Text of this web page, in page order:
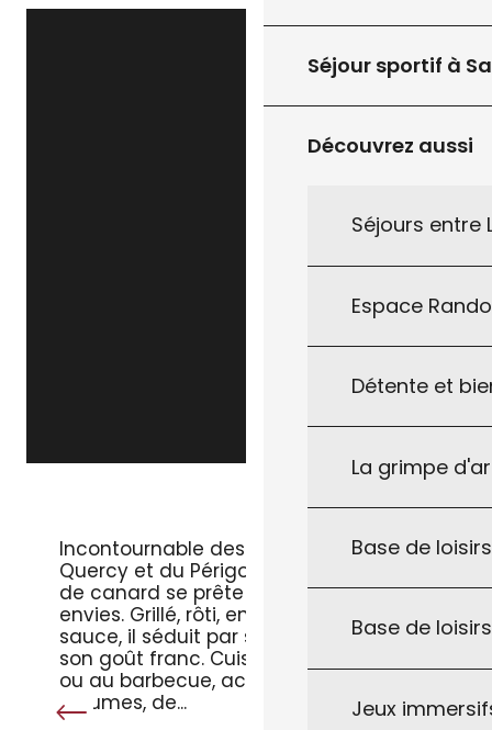
Séjour sportif à
Découvrez aussi
Séjours entre
Espace
Détente et
La grimpe
Base de
Base de
Jeux
LE MAGRET DE CANARD
Incontournable des tables du
Quercy et du Périgord, le magret
de canard se prête à toutes les
envies. Grillé, rôti, en salade ou en
sauce, il séduit par sa tendreté et
son goût franc. Cuisiné à la poêle
ou au barbecue, accompagné de
légumes, de...